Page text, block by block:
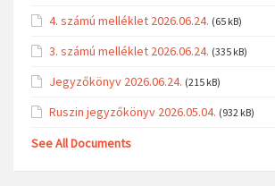
4. számú melléklet 2026.06.24. (65 kB)
3. számú melléklet 2026.06.24. (335 kB)
Jegyzőkönyv 2026.06.24. (215 kB)
Ruszin jegyzőkönyv 2026.05.04. (932 kB)
See All Documents